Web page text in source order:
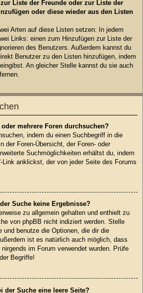
Liste der Freunde oder zur Liste der
oder diese wieder aus den Listen
Arten auf diese Listen setzen: In jedem
Links: einen zum Hinzufügen zur Liste der
des Benutzers. Außerdem kannst du
Benutzer zu den Listen hinzufügen, indem
An gleicher Stelle kannst du sie auch
mehrere Foren durchsuchen?
indem du einen Suchbegriff in die
der Foren-Übersicht, der Foren- oder
Suchmöglichkeiten erhältst du, indem
Link anklickst, der von jeder Seite des Forums
Suche keine Ergebnisse?
zu allgemein gehalten und enthielt zu
von phpBB nicht indiziert werden. Stelle
und benutze die Optionen, die dir die
ist es natürlich auch möglich, dass
im Forum verwendet wurden. Prüfe
Begriffe!
der Suche eine leere Seite?